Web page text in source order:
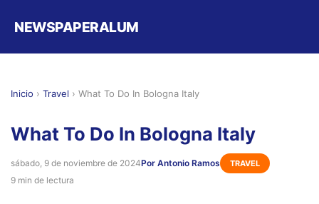
NEWSPAPERALUM
Inicio › Travel › What To Do In Bologna Italy
What To Do In Bologna Italy
sábado, 9 de noviembre de 2024Por Antonio Ramos TRAVEL
9 min de lectura